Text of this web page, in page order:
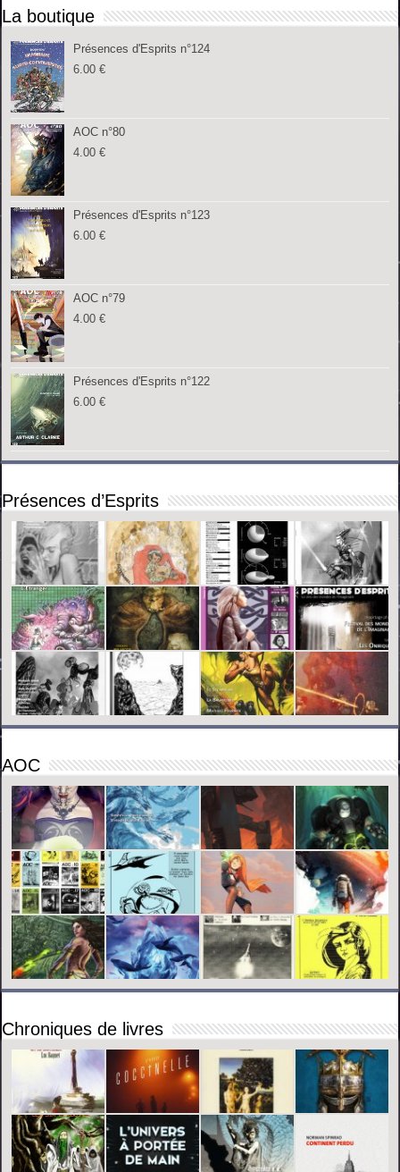
La boutique
Présences d'Esprits n°124
6.00€
AOC n°80
4.00€
Présences d'Esprits n°123
6.00€
AOC n°79
4.00€
Présences d'Esprits n°122
6.00€
Présences d’Esprits
AOC
Chroniques de livres